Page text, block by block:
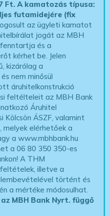
Ft.A kamatozás típusa:
futamidejére (fix
az ügyleti kamatot
jogát az MBH
és a
kérhet be. Jelen
kizárólag a
nem minősül
áruhitelkonstrukció
feltélteleit az MBH Bank
Áruhitel
Kölcsön ÁSZF, valamint
elérhetőek a
a www.mbhbank.hu
a 06 80 350 350-es
A THM
illetve a
történt és
a mértéke módosulhat.
az MBH Bank Nyrt. függő